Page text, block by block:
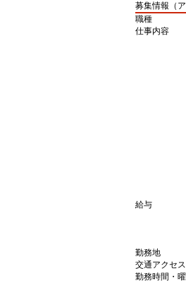
募集情報（
職種
仕事内容
給与
勤務地
交通アクセス
勤務時間・曜